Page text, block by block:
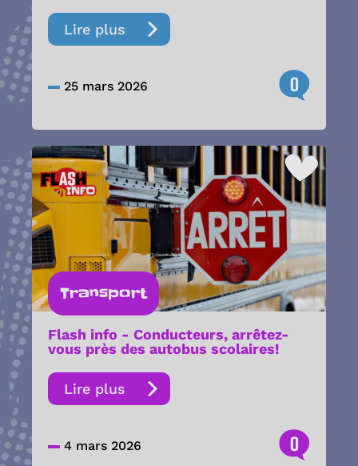
Lire plus
25 mars 2026 0
Transport
Flash info - Conducteurs, arrêtez-
vous près des autobus scolaires!
Lire plus
4 mars 2026 0